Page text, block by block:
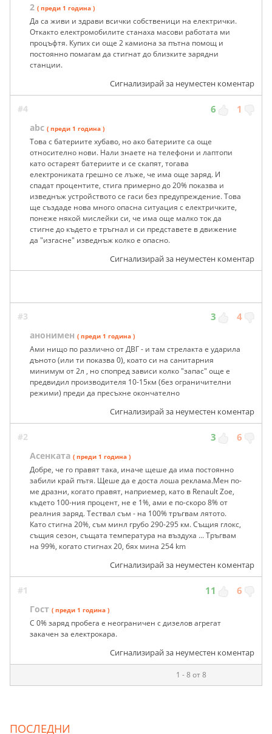
2 ( преди 1 година )
Да са живи и здрави всички собственици на електрички.
Откакто електромобилите станаха масови работата ми
процъфтя. Купих си още 2 камиона за пътна помощ и
постоянно помагам да стигнат до близките зарядни
станции.
Сигнализирай за неуместен коментар
#4 6 1
abc ( преди 1 година )
Това с батериите хубаво, но ако батериите са още
относително нови. Нали знаете на телефони и лаптопи
като остареят батериите и се скапят, тогава
електрониката грешно се лъже, че има още заряд. И
спадат процентите, стига примерно до 20% показва и
изведнъж устройството се гаси без предупреждение. Това
ще създаде нова много опасна ситуация с електричките,
понеже някой мислейки си, че има още малко ток да
стигне до където е тръгнал и си представете в движение
да "изгасне" изведнъж колко е опасно.
Сигнализирай за неуместен коментар
#3 3 4
анонимен ( преди 1 година )
Ами нищо по различно от ДВГ - и там стрелакта е ударила
дъното (или ти показва 0), коато си на санитарния
минимум от 2л , но спопред зависи колко "запас" още е
предвидил производителя 10-15км (без ограничителни
режими) преди да пресъхне окончателно
Сигнализирай за неуместен коментар
#2 3 6
Асенката ( преди 1 година )
Добре, че го правят така, иначе щеше да има постоянно
забили край пътя. Щеше да е доста лоша реклама.Мен по-
ме дразни, когато правят, наприемер, като в Renault Zoe,
където 100-ния процент, не е 1%, ами е по-скоро 8% от
реалния заряд. Тествал съм - на 100% тръгвам лятото.
Като стигна 20%, съм минл грубо 290-295 км. Същия глокс,
същия сезон, същата температура на въздуха ... Тръгвам
на 99%, когато стигнах 20, бях мина 254 km
Сигнализирай за неуместен коментар
#1 11 6
Гост ( преди 1 година )
С 0% заряд пробега е неограничен с дизелов агрегат
закачен за електрокара.
Сигнализирай за неуместен коментар
1 - 8 от 8
ПОСЛЕДНИ